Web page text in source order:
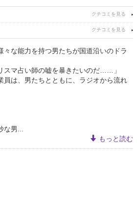
々な能力を持つ男たちが国道沿いのドラ
スマ占い師の嘘を暴きたいのだ……」
員は、男たちとともに、ラジオから流れ
男...
もっと読む